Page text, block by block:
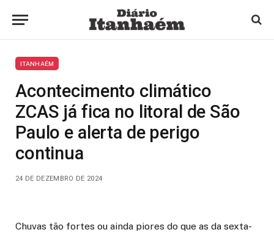
ITANHAÉM
Acontecimento climático
ZCAS já fica no litoral de São
Paulo e alerta de perigo
continua
24 DE DEZEMBRO DE 2024
Chuvas tão fortes ou ainda piores do que as da sexta-